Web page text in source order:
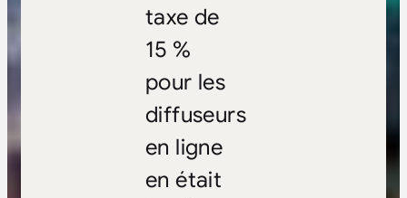
taxe de
15 %
pour les
diffuseurs
en ligne
en était